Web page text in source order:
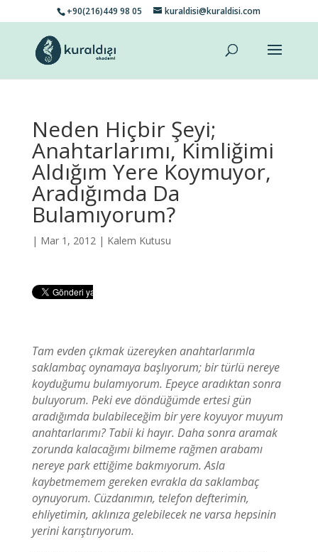
+90(216)449 98 05 kuraldisi@kuraldisi.com
Neden Hiçbir Şeyi;
Anahtarlarımı, Kimliğimi
Aldığım Yere Koymuyor,
Aradığımda Da
Bulamıyorum?
| Mar 1, 2012 | Kalem Kutusu
Tam evden çıkmak üzereyken anahtarlarımla
saklambaç oynamaya başlıyorum; bir türlü nereye
koyduğumu bulamıyorum. Epeyce aradıktan sonra
buluyorum. Peki eve döndüğümde ertesi gün
aradığımda bulabileceğim bir yere koyuyor muyum
anahtarlarımı? Tabii ki hayır. Daha sonra aramak
zorunda kalacağımı bilmeme rağmen arabamı
nereye park ettiğime bakmıyorum. Asla
kaybetmemem gereken evrakla da saklambaç
oynuyorum. Cüzdanımın, telefon defterimin,
ehliyetimin, aklınıza gelebilecek ne varsa hepsinin
yerini karıştırıyorum.